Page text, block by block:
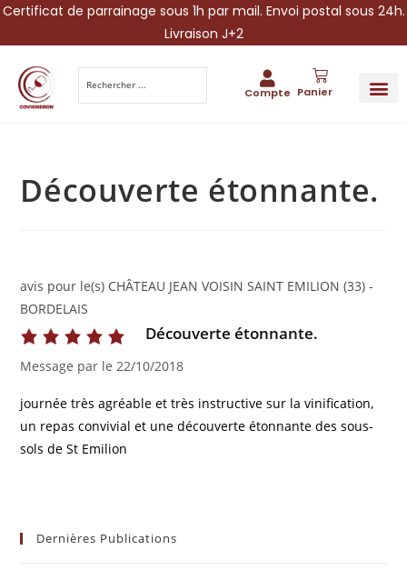
Certificat de parrainage sous 1h par mail. Envoi postal sous 24h.
Livraison J+2
Compte Panier
Découverte étonnante.
avis pour le(s) CHÂTEAU JEAN VOISIN SAINT EMILION (33) -
BORDELAIS
Découverte étonnante.
Message par le22/10/2018
journée très agréable et très instructive sur la vinification,
un repas convivial et une découverte étonnante des sous-
sols de St Emilion
Dernières Publications